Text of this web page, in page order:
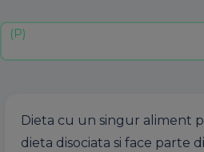
Dieta cu un singur aliment
dieta disociata si face parte